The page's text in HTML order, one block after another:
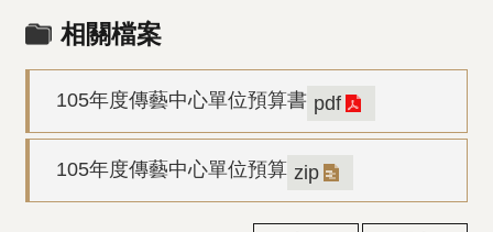
相關檔案
105年度傳藝中心單位預算書 pdf
105年度傳藝中心單位預算 zip